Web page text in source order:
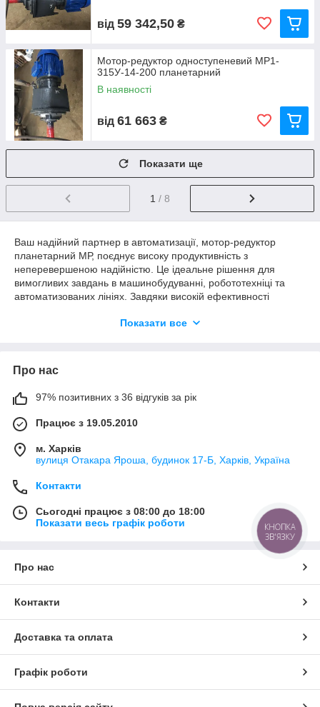
від 59 342,50 ₴
Мотор-редуктор одноступеневий МР1-
315У-14-200 планетарний
В наявності
від 61 663 ₴
Показати ще
1 / 8
Ваш надійний партнер в автоматизації, мотор-редуктор
планетарний МР, поєднує високу продуктивність з
неперевершеною надійністю. Це ідеальне рішення для
вимогливих завдань в машинобудуванні, робототехніці та
автоматизованих лініях. Завдяки високій ефективності
гарантує оптимальну роботу обладнання з мінімальними
Технічні характеристики охоплюють широкий діапазон
виборі для будь-якого застосування. Наші мотор-редуктори
довговічність та надійність. Вони ідеально підходять для
робочих станцій.
Ми пропонуємо комплексний підхід до вибору та експлуатації
мотор-редукторів, включаючи консультації, технічну підтримку
та постачання запасних частин. Наша гарантійна програма
забезпечує додаткову впевненість у вашому виборі.
можливе на нашому сайті, де ви знайдете широкий
асортимент мотор-редукторів планетарних МР, призначених
для підвищення ефективності вашого виробництва.
Показати все
Про нас
97% позитивних з 36 відгуків за рік
Працює з 19.05.2010
м. Харків
вулиця Отакара Яроша, будинок 17-Б, Харків, Україна
Контакти
Сьогодні працює з 08:00 до 18:00
Показати весь графік роботи
Про нас
Контакти
Доставка та оплата
Графік роботи
КНОПКА
ЗВ'ЯЗКУ